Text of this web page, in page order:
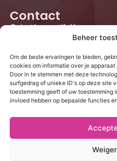
Beheer
Om de beste ervaringen te bieden,
cookies om informatie over je
Door in te stemmen met deze
surfgedrag of unieke ID's op deze site
toestemming geeft of uw toestemming
invloed hebben op bepaalde functies
Contact
justbeyoutiful.be
Walemstraat 161, 2860
+32 469 42 45 29
BE 0885.875.264
Algemene voorwaarden
Behandelingen
Gelaatsverzorgingen